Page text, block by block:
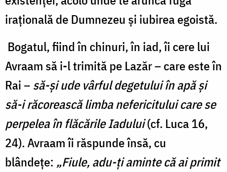
irațională de Dumnezeu și iubirea egoistă.
Bogatul, fiind în chinuri, în iad, îi cere lui
Avraam să i-l trimită pe Lazăr – care este în
Rai – să-şi ude vârful degetului în apă şi
să-i răcorească limba nefericitului care se
perpelea în flăcările Iadului(cf. Luca 16,
24). Avraam îi răspunde însă, cu
blândețe: „Fiule, adu-ţi aminte că ai primit